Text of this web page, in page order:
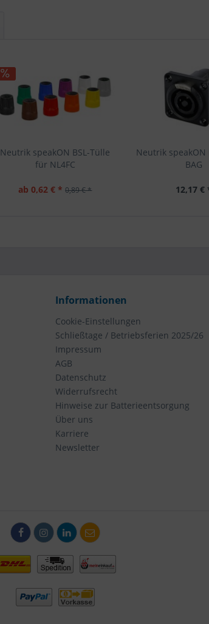
Neutrik speakON BSL-Tülle
für NL4FC
ab 0,62 € * 0,89 € *
Neutrik speakON
BAG
12,17 €
Informationen
Cookie-Einstellungen
Schließtage / Betriebsferien 2025/26
Impressum
AGB
Datenschutz
Widerrufsrecht
Hinweise zur Batterieentsorgung
Über uns
Karriere
Newsletter